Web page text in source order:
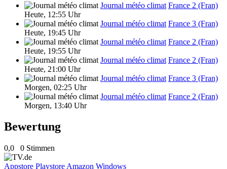
Journal météo climat France 2 (Fran)
Heute, 12:55 Uhr
Journal météo climat France 3 (Fran)
Heute, 19:45 Uhr
Journal météo climat France 2 (Fran)
Heute, 19:55 Uhr
Journal météo climat France 2 (Fran)
Heute, 21:00 Uhr
Journal météo climat France 3 (Fran)
Morgen, 02:25 Uhr
Journal météo climat France 2 (Fran)
Morgen, 13:40 Uhr
Bewertung
0,0 0 Stimmen
Appstore Playstore Amazon Windows